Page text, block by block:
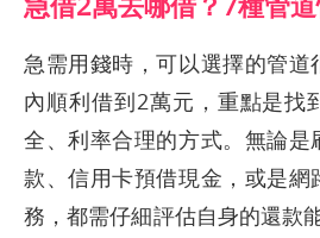
急需用錢時，可以選擇的管道
內順利借到2萬元，重點是找
全、利率合理的方式。無論是
款、信用卡預借現金，或是網
務，都需仔細評估自身的還款